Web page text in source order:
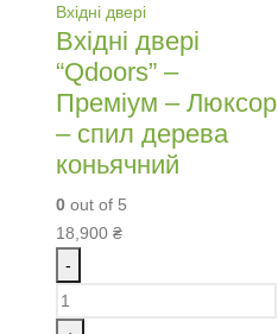
Вхідні двері
Вхідні двері
“Qdoors” –
Преміум – Люксор
– спил дерева
коньячний
0 out of 5
18,900 ₴
-